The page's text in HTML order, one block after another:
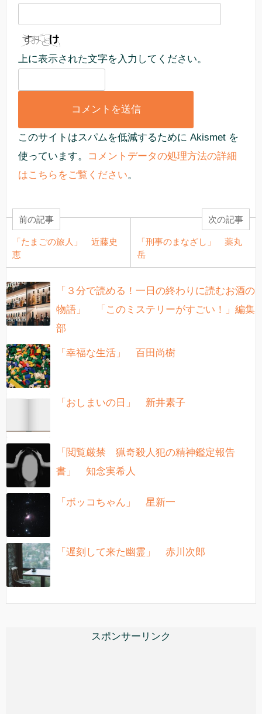
上に表示された文字を入力してください。
このサイトはスパムを低減するために Akismet を
使っています。
コメントデータの処理方法の詳細
はこちらをご覧ください。
前の記事
「たまごの旅人」 近藤史
恵
次の記事
「刑事のまなざし」 薬丸
岳
「３分で読める！一日の終わりに読むお酒の
物語」 「このミステリーがすごい！」編集
部
「幸福な生活」 百田尚樹
「おしまいの日」 新井素子
「閲覧厳禁 猟奇殺人犯の精神鑑定報告
書」 知念実希人
「ボッコちゃん」 星新一
「遅刻して来た幽霊」 赤川次郎
スポンサーリンク